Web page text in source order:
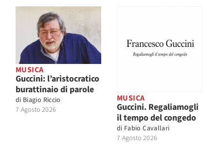
MUSICA
Guccini: l’aristocratico
burattinaio di parole
di Biagio Riccio
7 Agosto 2026
MUSICA
Guccini. Regaliamogli
il tempo del congedo
di Fabio Cavallari
7 Agosto 2026